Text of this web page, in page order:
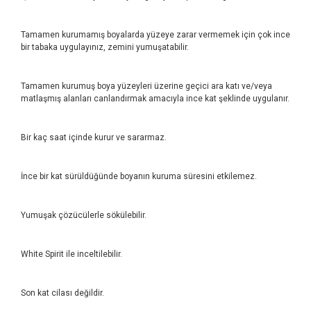
Tamamen kurumamış boyalarda yüzeye zarar vermemek için çok ince
bir tabaka uygulayınız, zemini yumuşatabilir.
Tamamen kurumuş boya yüzeyleri üzerine geçici ara katı ve/veya
matlaşmış alanları canlandırmak amacıyla ince kat şeklinde uygulanır.
Bir kaç saat içinde kurur ve sararmaz.
İnce bir kat sürüldüğünde boyanın kuruma süresini etkilemez.
Yumuşak çözücülerle sökülebilir.
White Spirit ile inceltilebilir.
Son kat cilası değildir.